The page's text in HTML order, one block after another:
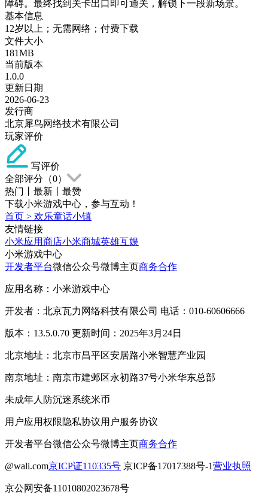
障碍。最终找到关卡出口即可通关，解锁下一段新场景。
基本信息
12岁以上；无需网络；付费下载
文件大小
181MB
当前版本
1.0.0
更新日期
2026-06-23
发行商
北京犀鸟网络技术有限公司
玩家评价
写评价
全部评分（0）
热门
最新
最赞
下载小米游戏中心，参与互动！
首页 > 欢乐童话小镇
友情链接
小米应用商店小米商城英雄互娱
小米游戏中心
开发者平台微信公众号微博主页商务合作
应用名称：小米游戏中心
开发者：北京瓦力网络科技有限公司 电话：010-60606666
版本：13.5.0.70 更新时间：2025年3月24日
北京地址：北京市昌平区安居路小米智慧产业园
南京地址：南京市建邺区永初路37号小米华东总部
未成年人防沉迷系统米币
用户应用权限隐私协议用户服务协议
开发者平台微信公众号微博主页商务合作
@wali.com京ICP证110335号 京ICP备17017388号-1营业执照
京公网安备11010802023678号